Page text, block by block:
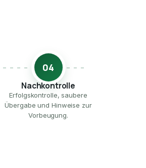
04
Nachkontrolle
Erfolgskontrolle, saubere
Übergabe und Hinweise zur
Vorbeugung.